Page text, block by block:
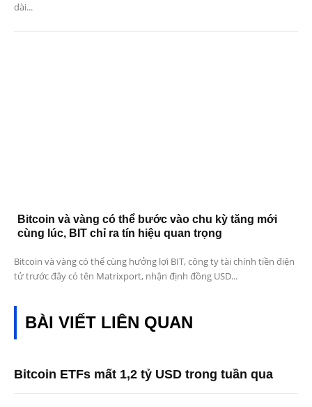
dài...
Bitcoin và vàng có thể bước vào chu kỳ tăng mới
cùng lúc, BIT chỉ ra tín hiệu quan trọng
Bitcoin và vàng có thể cùng hưởng lợi BIT, công ty tài chính tiền điện
tử trước đây có tên Matrixport, nhận định đồng USD...
BÀI VIẾT LIÊN QUAN
Bitcoin ETFs mất 1,2 tỷ USD trong tuần qua